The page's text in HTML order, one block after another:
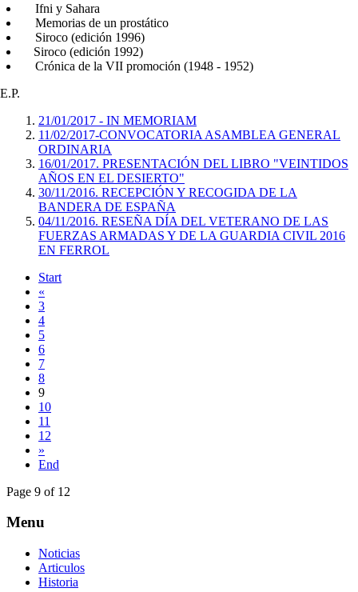
Ifni y Sahara
Memorias de un prostático
Siroco (edición 1996)
Siroco (edición 1992)
Crónica de la VII promoción (1948 - 1952)
21/01/2017 - IN MEMORIAM
11/02/2017-CONVOCATORIA ASAMBLEA GENERAL
ORDINARIA
16/01/2017. PRESENTACIÓN DEL LIBRO "VEINTIDOS
AÑOS EN EL DESIERTO"
30/11/2016. RECEPCIÓN Y RECOGIDA DE LA
BANDERA DE ESPAÑA
04/11/2016. RESEÑA DÍA DEL VETERANO DE LAS
FUERZAS ARMADAS Y DE LA GUARDIA CIVIL 2016
EN FERROL
Start
«
3
4
5
6
7
8
9
10
11
12
»
End
Page 9 of 12
Menu
Noticias
Articulos
Historia